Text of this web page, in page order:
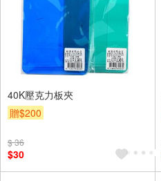
40K壓克力板夾
贈$200
$ 36
$30